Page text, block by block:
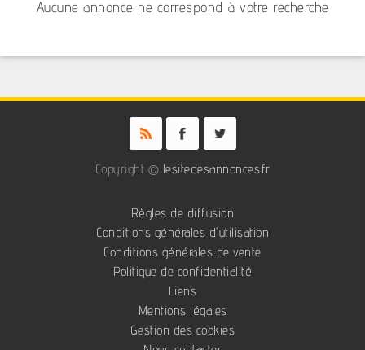
Aucune annonce ne correspond à votre recherche
Copyright © lesitedesannonces.fr
Règles de diffusion
Conditions générales d'utilisation
Conditions générales de vente
Politique de confidentialité
Liens
Mentions légales
Gestion des cookies